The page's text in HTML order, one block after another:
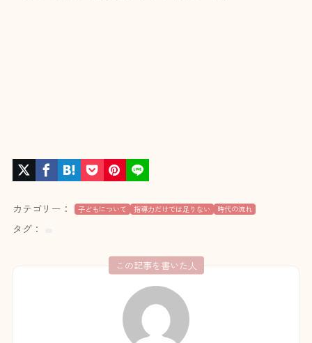
カテゴリー： 子どもについて 指導力だけでは足りない 時代の流れ
タグ：
この記事を書いた人